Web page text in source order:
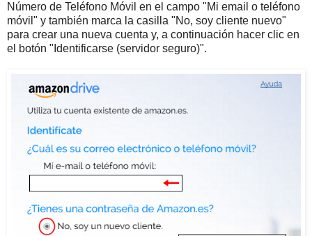
Número de Teléfono Móvil en el campo "Mi email o teléfono
móvil" y también marca la casilla "No, soy cliente nuevo"
para crear una nueva cuenta y, a continuación hacer clic en
el botón "Identificarse (servidor seguro)".